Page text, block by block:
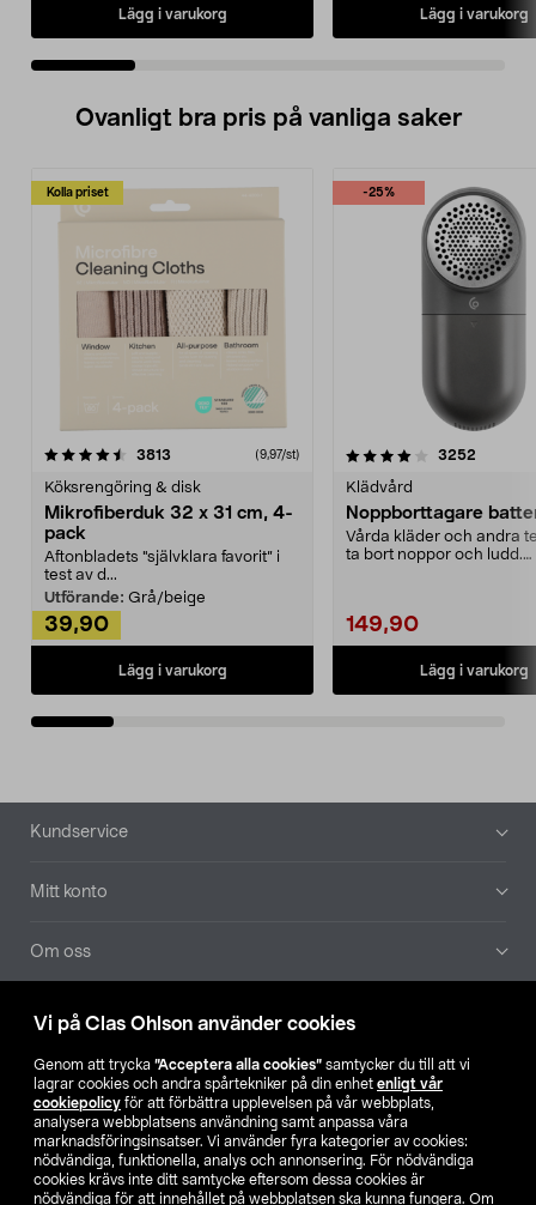
Vi på Clas Ohlson använder cookies
Genom att trycka ”Acceptera alla cookies” samtycker du till att vi
lagrar cookies och andra spårtekniker på din enhet enligt vår
cookiepolicy för att förbättra upplevelsen på vår webbplats,
analysera webbplatsens användning samt anpassa våra
marknadsföringsinsatser. Vi använder fyra kategorier av cookies:
nödvändiga, funktionella, analys och annonsering. För nödvändiga
cookies krävs inte ditt samtycke eftersom dessa cookies är
nödvändiga för att innehållet på webbplatsen ska kunna fungera. Om
Lägg i varukorg Lägg i varukorg
Ovanligt bra pris på vanliga saker
Kolla priset
3813 (9,97/st)
Köksrengöring & disk
Mikrofiberduk 32 x 31 cm, 4-
pack
Aftonbladets "självklara favorit” i
test av d...
Utförande: Grå/beige
39,90
Lägg i varukorg
-25%
4.0av 5 stjärnor 3252
Klädvård
Noppborttagare
Vårda kläder och andra
ta bort noppor och ludd.
149,90
Lägg i varukorg
4.5av 5 stjärnor
Sidfot
Kundservice
Mitt konto
Om oss
Aktuellt
Våra bolag
Hitta butik
SE NO FI